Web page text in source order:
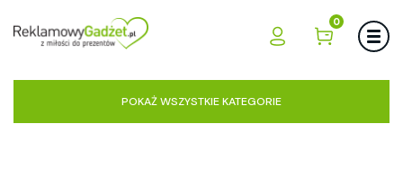
0
POKAŻ WSZYSTKIE KATEGORIE